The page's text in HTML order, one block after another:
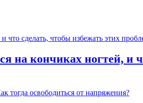
на кончиках ногтей, и